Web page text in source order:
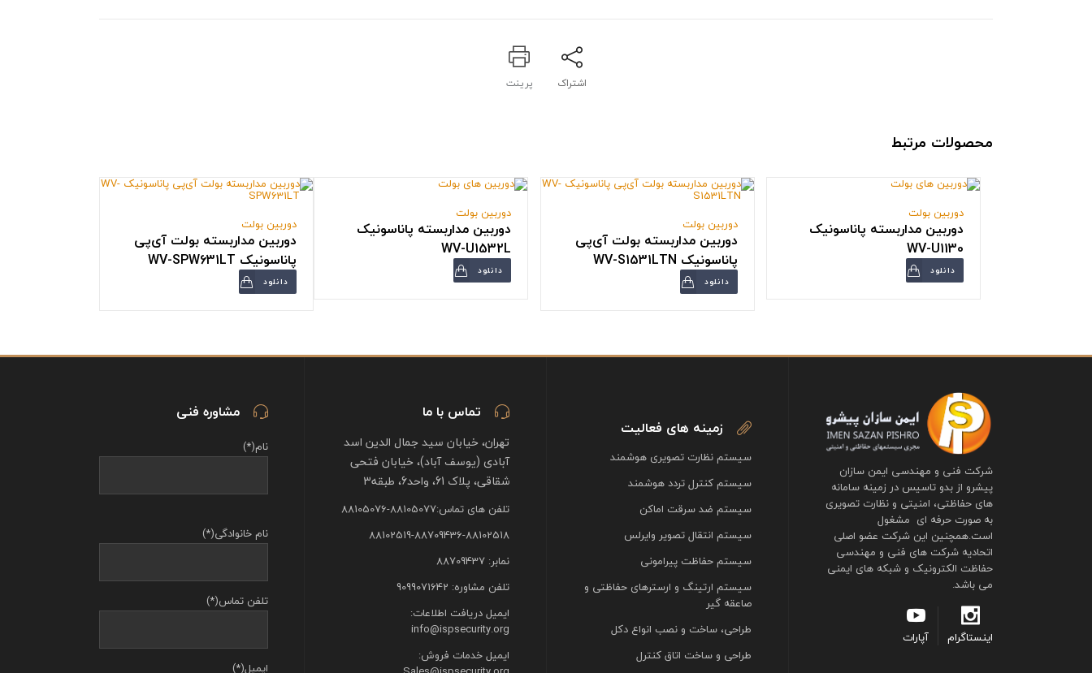
اشتراک پرینت
محصولات مرتبط
دوربین بولت
دوربین مداربسته پاناسونیک
WV-U1130
دانلود
دوربین بولت
دوربین مداربسته بولت آی‌پی
پاناسونیک WV-S1531LTN
دانلود
دوربین بولت
دوربین مداربسته پاناسونیک
WV-U1532L
دانلود
دوربین بولت
دوربین مداربسته بولت آی‌پی
پاناسونیک WV-SPW631LT
دانلود
مشاوره فنی
نام(*)
نام خانوادگی(*)
تلفن تماس(*)
ایمیل(*)
تماس با ما
تهران، خیابان سید جمال الدین اسد
آبادی (یوسف آباد)، خیابان فتحی
شقاقی، پلاک 61، واحد6، طبقه3
تلفن های تماس:88105077-88105076
88102519-88709436-88102518
نمابر: 88709437
تلفن مشاوره: 9099071642
ایمیل دریافت اطلاعات:
info@ispsecurity.org
ایمیل خدمات فروش:
زمینه های فعالیت
سیستم نظارت تصویری هوشمند
سیستم کنترل تردد هوشمند
سیستم ضد سرقت اماکن
سیستم انتقال تصویر وایرلس
سیستم حفاظت پیرامونی
سیستم ارتینگ و ارسترهای حفاظتی و
صاعقه گیر
طراحی، ساخت و نصب انواع دکل
طراحی و ساخت اتاق کنترل
شرکت فنی و مهندسی ایمن سازان
پیشرو از بدو تاسیس در زمینه سامانه
های حفاظتی، امنیتی و نظارت تصویری
به صورت حرفه ای مشغول
است.همچنین این شرکت عضو اصلی
اتحادیه شرکت های فنی و مهندسی
حفاظت الکترونیک و شبکه های ایمنی
می باشد.
اینستاگرام آپارات